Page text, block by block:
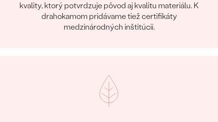
kvality, ktorý potvrdzuje pôvod aj kvalitu materiálu. K
drahokamom pridávame tiež certifikáty
medzinárodných inštitúcií.